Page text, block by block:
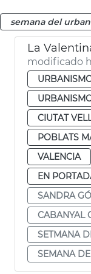
semana del
La
modificado
CIUTAT
POBLATS
VALENCIA
EN
SANDRA
CABANYAL
SETMANA
SEMANA